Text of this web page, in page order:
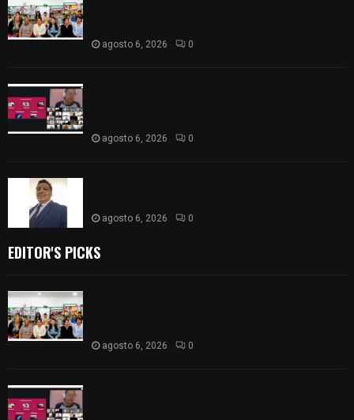
agosto 6, 2026 0
agosto 6, 2026 0
agosto 6, 2026 0
EDITOR'S PICKS
agosto 6, 2026 0